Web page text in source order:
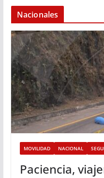
Nacionales
MOVILIDAD NACIONAL
Paciencia,